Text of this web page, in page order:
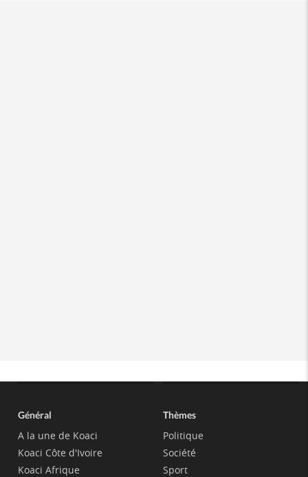
Général
A la une de Koaci
Koaci Côte d'Ivoire
Koaci Afrique
Thèmes
Politique
Société
Sport